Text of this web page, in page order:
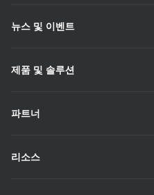
뉴스 및 이벤트
제품 및 솔루션
파트너
리소스